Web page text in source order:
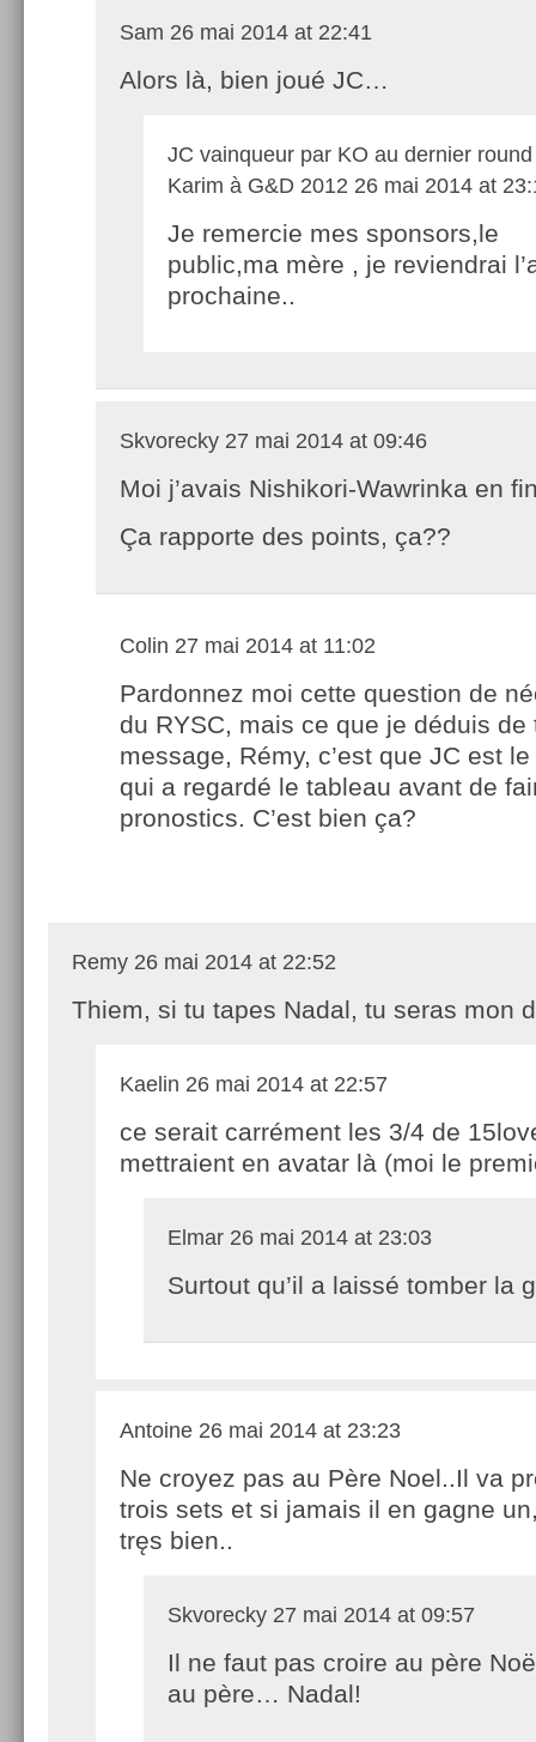
Sam 26 mai 2014 at 22:41
Alors là, bien joué JC…
JC vainqueur par KO au dernier
Karim à G&D 2012 26 mai 2014 at
Je remercie mes sponsors,le
public,ma mère , je reviendrai
prochaine..
Skvorecky 27 mai 2014 at 09:46
Moi j’avais Nishikori-Wawrinka en
Ça rapporte des points, ça??
Colin 27 mai 2014 at 11:02
Pardonnez moi cette question de
du RYSC, mais ce que je déduis de
message, Rémy, c’est que JC est
qui a regardé le tableau avant de
pronostics. C’est bien ça?
Remy 26 mai 2014 at 22:52
Thiem, si tu tapes Nadal, tu seras mon
Kaelin 26 mai 2014 at 22:57
ce serait carrément les 3/4 de
mettraient en avatar là (moi le
Elmar 26 mai 2014 at 23:03
Surtout qu’il a laissé tomber la
Antoine 26 mai 2014 at 23:23
Ne croyez pas au Père Noel..Il va
trois sets et si jamais il en gagne
tręs bien..
Skvorecky 27 mai 2014 at 09:57
Il ne faut pas croire au père
au père… Nadal!